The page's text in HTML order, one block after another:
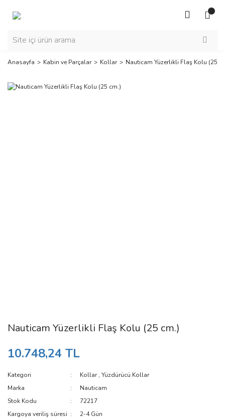
Anasayfa Kabin ve Parçalar Kollar Nauticam Yüzerlikli Flaş Kolu (25
Nauticam Yüzerlikli Flaş Kolu (25 cm.)
10.748,24 TL
Kategori Kollar,Yüzdürücü Kollar
Marka
Nauticam
Stok Kodu
72217
Kargoya veriliş süresi
2-4 Gün